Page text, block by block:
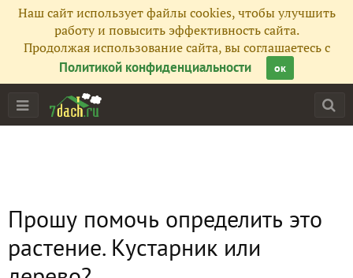
Наш сайт использует файлы cookies, чтобы улучшить
работу и повысить эффективность сайта.
Продолжая использование сайта, вы соглашаетесь с
Политикой конфиденциальности
ок
Прошу помочь определить это
растение. Кустарник или